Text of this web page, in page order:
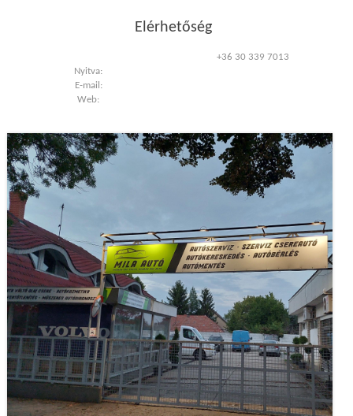
Elérhetőség
+36 30 339 7013
Nyitva:
E-mail:
Web: